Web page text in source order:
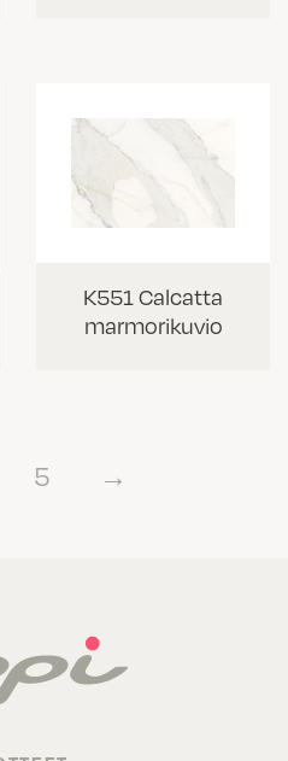
K551 Calcatta
marmorikuvio
5 →